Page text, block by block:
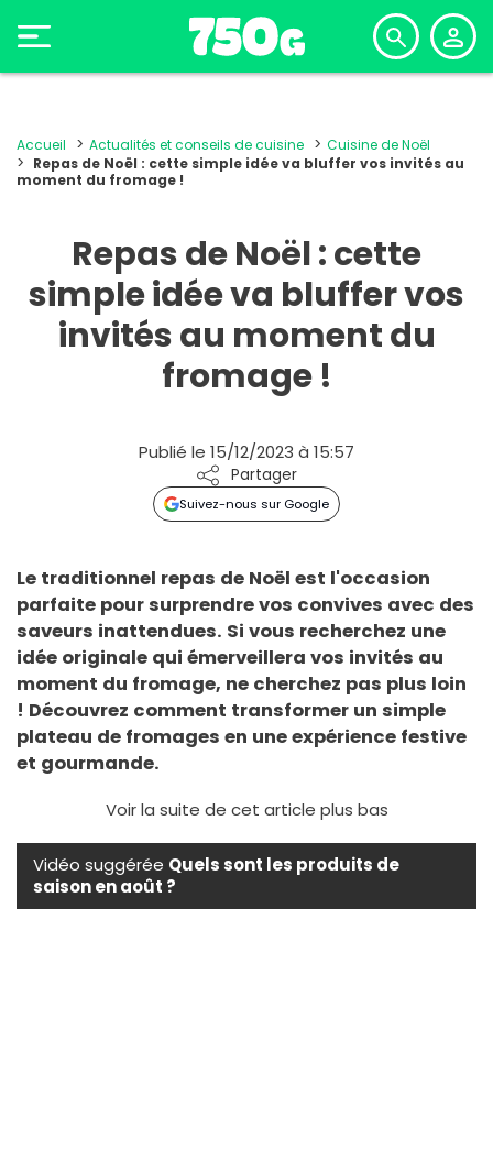
Accueil Actualités et conseils de cuisine
Cuisine de Noël
Repas de Noël : cette simple idée va bluffer vos invités au
moment du fromage !
Repas de Noël : cette
simple idée va bluffer vos
invités au moment du
fromage !
Publié le 15/12/2023 à 15:57
Partager
Suivez-nous sur Google
Le traditionnel repas de Noël est l'occasion
parfaite pour surprendre vos convives avec des
saveurs inattendues. Si vous recherchez une
idée originale qui émerveillera vos invités au
moment du fromage, ne cherchez pas plus loin
! Découvrez comment transformer un simple
plateau de fromages en une expérience festive
et gourmande.
Voir la suite de cet article plus bas
Vidéo suggérée Quels sont les produits de
saison en août ?